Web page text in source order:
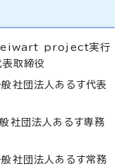
Heiwart project実行
取締役
社団法人あるす代表
社団法人あるす専務
社団法人あるす常務